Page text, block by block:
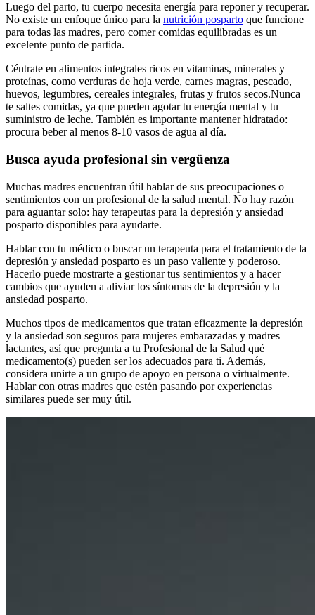
Luego del parto, tu cuerpo necesita energía para reponer y recuperar.
No existe un enfoque único para la nutrición posparto que funcione
para todas las madres, pero comer comidas equilibradas es un
excelente punto de partida.
Céntrate en alimentos integrales ricos en vitaminas, minerales y
proteínas, como verduras de hoja verde, carnes magras, pescado,
huevos, legumbres, cereales integrales, frutas y frutos secos.Nunca
te saltes comidas, ya que pueden agotar tu energía mental y tu
suministro de leche. También es importante mantener hidratado:
procura beber al menos 8-10 vasos de agua al día.
Busca ayuda profesional sin vergüenza
Muchas madres encuentran útil hablar de sus preocupaciones o
sentimientos con un profesional de la salud mental. No hay razón
para aguantar solo: hay terapeutas para la depresión y ansiedad
posparto disponibles para ayudarte.
Hablar con tu médico o buscar un terapeuta para el tratamiento de la
depresión y ansiedad posparto es un paso valiente y poderoso.
Hacerlo puede mostrarte a gestionar tus sentimientos y a hacer
cambios que ayuden a aliviar los síntomas de la depresión y la
ansiedad posparto.
Muchos tipos de medicamentos que tratan eficazmente la depresión
y la ansiedad son seguros para mujeres embarazadas y madres
lactantes, así que pregunta a tu Profesional de la Salud qué
medicamento(s) pueden ser los adecuados para ti. Además,
considera unirte a un grupo de apoyo en persona o virtualmente.
Hablar con otras madres que estén pasando por experiencias
similares puede ser muy útil.